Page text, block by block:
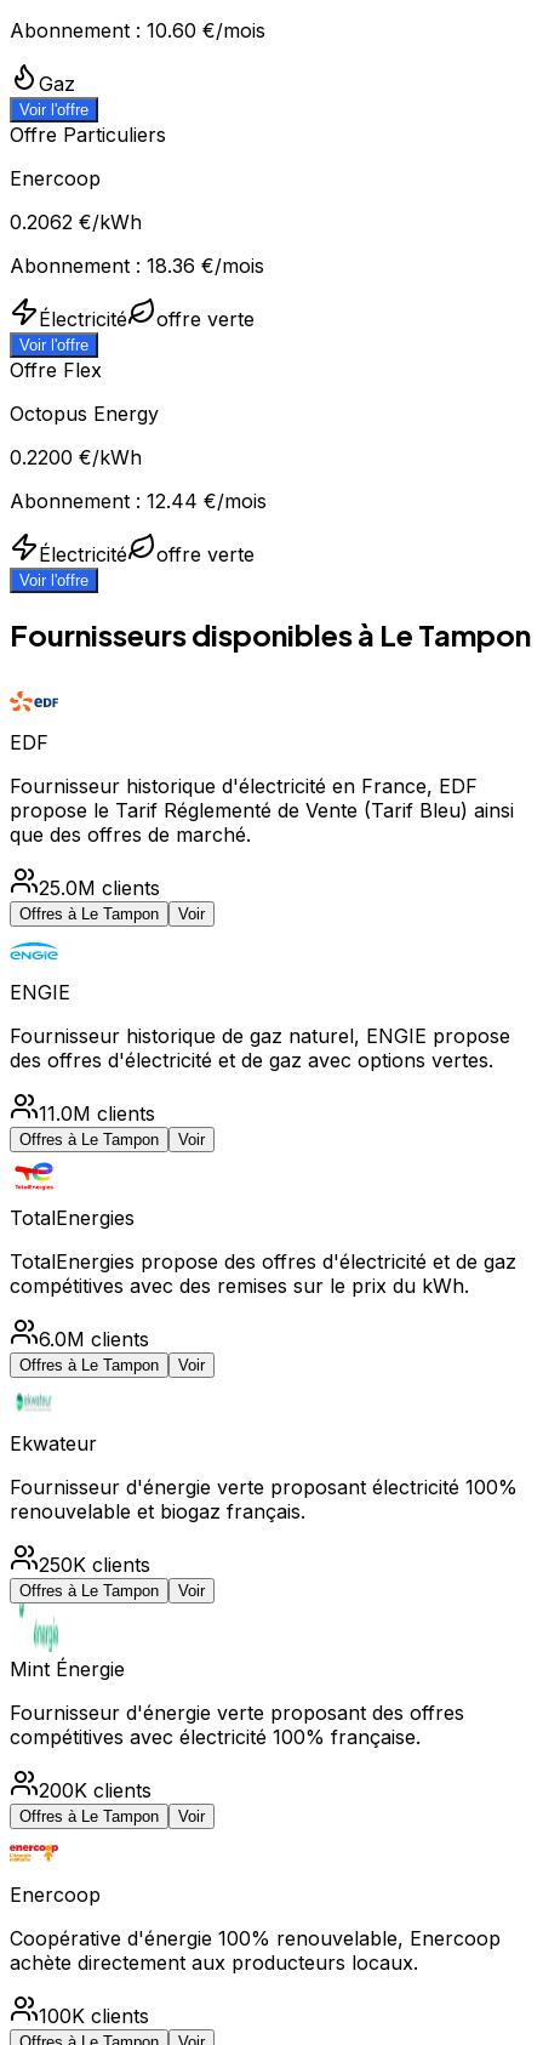
Abonnement : 10.60 €/mois
Gaz
Voir l'offre
Offre Particuliers
Enercoop
0.2062 €/kWh
Abonnement : 18.36 €/mois
Électricité offre verte
Voir l'offre
Offre Flex
Octopus Energy
0.2200 €/kWh
Abonnement : 12.44 €/mois
Électricité offre verte
Voir l'offre
Fournisseurs disponibles à Le Tampon
EDF
Fournisseur historique d'électricité en France, EDF
propose le Tarif Réglementé de Vente (Tarif Bleu) ainsi
que des offres de marché.
25.0M clients
Offres à Le Tampon Voir
ENGIE
Fournisseur historique de gaz naturel, ENGIE propose
des offres d'électricité et de gaz avec options vertes.
11.0M clients
Offres à Le Tampon Voir
TotalEnergies
TotalEnergies propose des offres d'électricité et de gaz
compétitives avec des remises sur le prix du kWh.
6.0M clients
Offres à Le Tampon Voir
Ekwateur
Fournisseur d'énergie verte proposant électricité 100%
renouvelable et biogaz français.
250K clients
Offres à Le Tampon Voir
Mint Énergie
Fournisseur d'énergie verte proposant des offres
compétitives avec électricité 100% française.
200K clients
Offres à Le Tampon Voir
Enercoop
Coopérative d'énergie 100% renouvelable, Enercoop
achète directement aux producteurs locaux.
100K clients